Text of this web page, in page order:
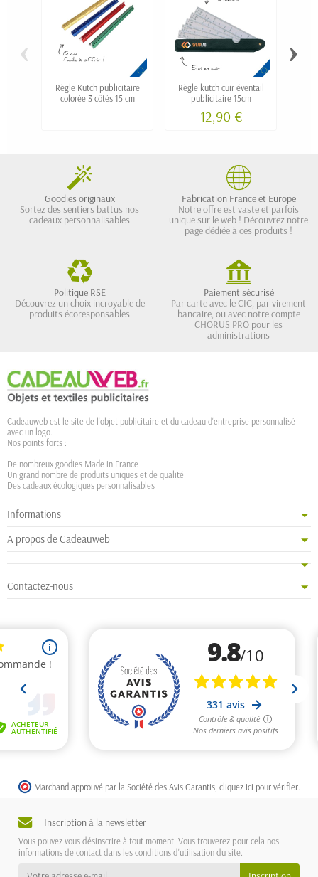
Règle Kutch publicitaire
colorée 3 côtés 15 cm
Règle kutch cuir éventail
publicitaire 15cm
12,90 €
‹ ›
Goodies originaux
Sortez des sentiers battus nos
cadeaux personnalisables
Fabrication France et Europe
Notre offre est vaste et parfois
unique sur le web ! Découvrez notre
page dédiée à ces produits !
Politique RSE
Découvrez un choix incroyable de
produits écoresponsables
Paiement sécurisé
Par carte avec le CIC, par virement
bancaire, ou avec notre compte
CHORUS PRO pour les
administrations
Cadeauweb est le site de l'objet publicitaire et du cadeau d'entreprise personnalisé
avec un logo.
Nos points forts :
De nombreux goodies Made in France
Un grand nombre de produits uniques et de qualité
Des cadeaux écologiques personnalisables
Informations
A propos de Cadeauweb
Contactez-nous
Marchand approuvé par la Société des Avis Garantis, cliquez ici pour vérifier
Inscription à la newsletter
Vous pouvez vous désinscrire à tout moment. Vous trouverez pour cela nos
informations de contact dans les conditions d'utilisation du site.